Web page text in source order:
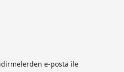
e-posta ile